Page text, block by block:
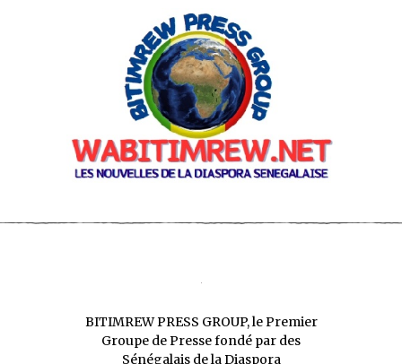
BITIMREW PRESS GROUP, le Premier
Groupe de Presse fondé par des
Sénégalais de la Diaspora